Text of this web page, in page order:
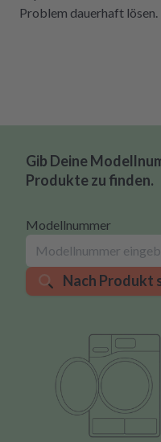
Problem dauerhaft lösen.
Gib Deine
Produkte zu finden.
Modellnummer
Nach Produkt